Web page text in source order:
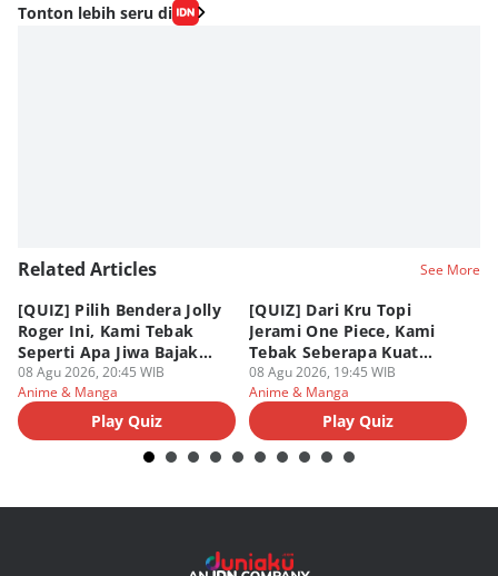
Tonton lebih seru di
Related Articles See More
[QUIZ] Pilih Bendera Jolly
Roger Ini, Kami Tebak
Seperti Apa Jiwa Bajak
Laut Dalam Dirimu
08 Agu 2026, 20:45 WIB
Anime & Manga
Play Quiz
[QUIZ] Dari Kru Topi
Jerami One Piece, Kami
Tebak Seberapa Kuat
Mentalmu
08 Agu 2026, 19:45 WIB
Anime & Manga
Play Quiz